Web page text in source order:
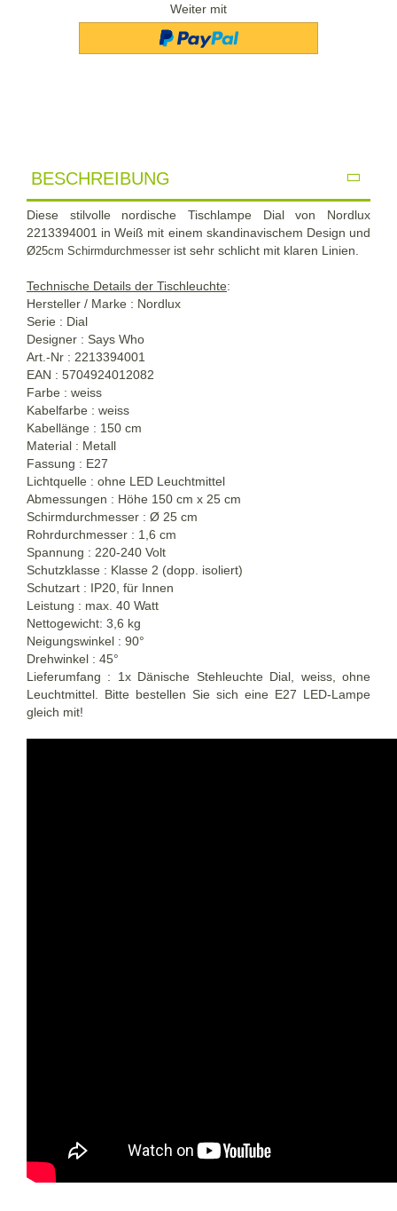
Weiter mit
BESCHREIBUNG
Diese stilvolle nordische Tischlampe Dial von Nordlux
2213394001 in Weiß mit einem skandinavischem Design und
Ø25cm Schirmdurchmesser ist sehr schlicht mit klaren Linien.
Technische Details der Tischleuchte:
Hersteller / Marke : Nordlux
Serie : Dial
Designer : Says Who
Art.-Nr : 2213394001
EAN : 5704924012082
Farbe : weiss
Kabelfarbe : weiss
Kabellänge : 150 cm
Material : Metall
Fassung : E27
Lichtquelle : ohne LED Leuchtmittel
Abmessungen : Höhe 150 cm x 25 cm
Schirmdurchmesser : Ø 25 cm
Rohrdurchmesser : 1,6 cm
Spannung : 220-240 Volt
Schutzklasse : Klasse 2 (dopp. isoliert)
Schutzart : IP20, für Innen
Leistung : max. 40 Watt
Nettogewicht: 3,6 kg
Neigungswinkel : 90°
Drehwinkel : 45°
Lieferumfang : 1x Dänische Stehleuchte Dial, weiss, ohne
Leuchtmittel. Bitte bestellen Sie sich eine E27 LED-Lampe
gleich mit!